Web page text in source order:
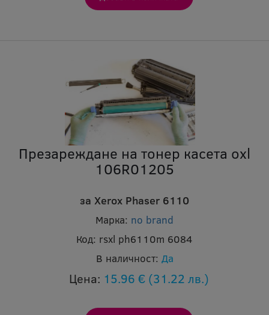
Презареждане на тонер касета oxl
106R01205
за Xerox Phaser 6110
Марка: no brand
Код: rsxl ph6110m 6084
В наличност: Да
Цена: 15.96 € (31.22 лв.)